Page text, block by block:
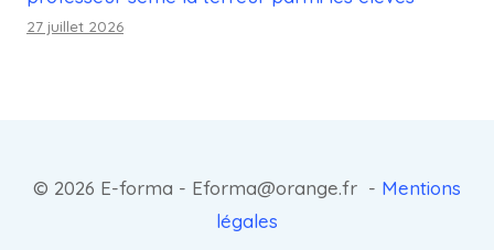
27 juillet 2026
© 2026 E-forma - Eforma@orange.fr - Mentions
légales